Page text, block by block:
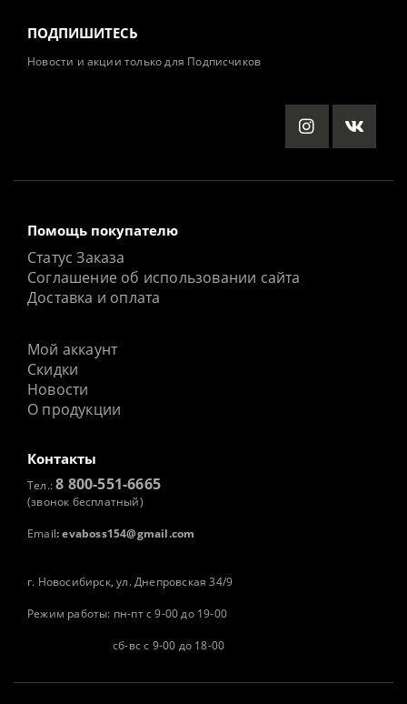
ПОДПИШИТЕСЬ
Новости и акции только для Подписчиков
Помощь покупателю
Статус Заказа
Соглашение об использовании сайта
Доставка и оплата
Мой аккаунт
Скидки
Новости
О продукции
Контакты
Тел.:8 800-551-6665
(звонок бесплатный)
Email: evaboss154@gmail.com
г. Новосибирск, ул. Днепровская 34/9
Режим работы: пн-пт с 9-00 до 19-00
сб-вс с 9-00 до 18-00